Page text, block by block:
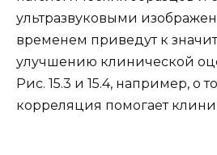
ультразвуковыми
временем приведут к
улучшению клинической
Рис. 15.3 и 15.4, например, о
корреляция помогает